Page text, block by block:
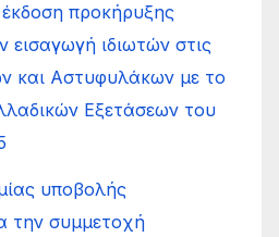
προκήρυξης
εισαγωγή ιδιωτών στις
και Αστυφυλάκων με το
Εξετάσεων του
υποβολής
την συμμετοχή